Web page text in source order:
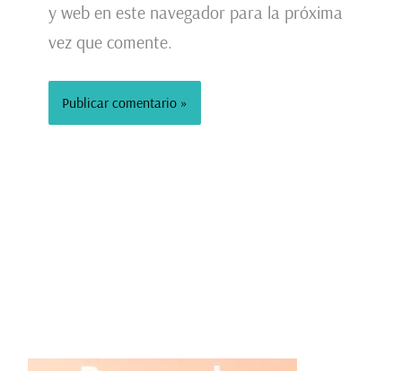
y web en este navegador para la próxima
vez que comente.